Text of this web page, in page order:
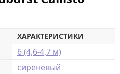
ХАРАКТЕРИСТИКИ
6 (4,6-4,7 м)
сиреневый